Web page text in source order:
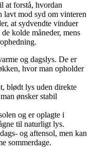
at forstå, hvordan
lavt mod syd om vinteren
at sydvendte vinduer
kolde måneder, mens
og dagslys. De er
hvor man opholder
blødt lys uden direkte
ønsker stabil
og er oplagte i
til naturligt lys.
og aftensol, men kan
sommerdage.